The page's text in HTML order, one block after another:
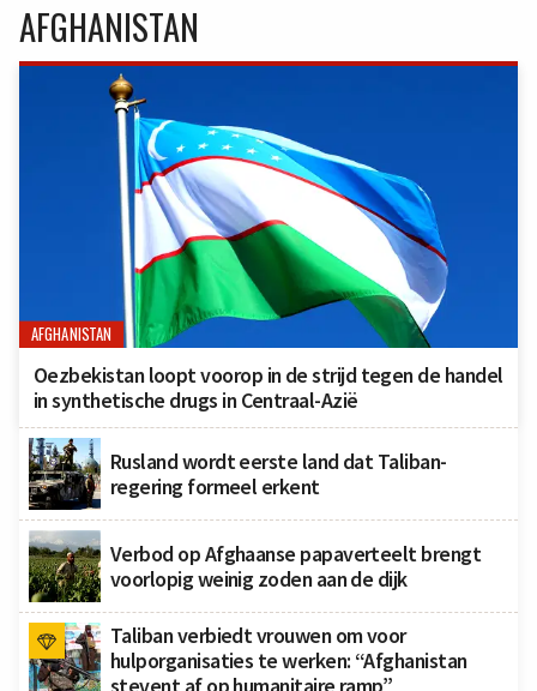
AFGHANISTAN
AFGHANISTAN
Oezbekistan loopt voorop in de strijd tegen de handel
in synthetische drugs in Centraal-Azië
Rusland wordt eerste land dat Taliban-
regering formeel erkent
Verbod op Afghaanse papaverteelt brengt
voorlopig weinig zoden aan de dijk
Taliban verbiedt vrouwen om voor
hulporganisaties te werken: “Afghanistan
stevent af op humanitaire ramp”